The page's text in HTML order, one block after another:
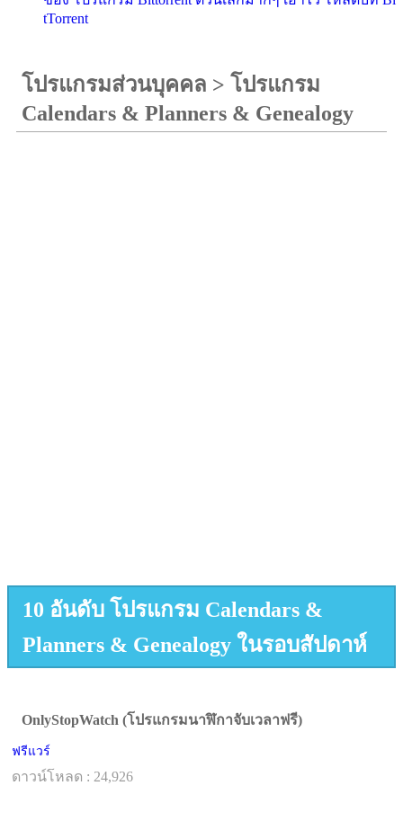
tTorrent
โปรแกรมส่วนบุคคล > โปรแกรม
Calendars & Planners & Genealogy
10 อันดับ โปรแกรม Calendars &
Planners & Genealogy ในรอบสัปดาห์
OnlyStopWatch (โปรแกรมนาฬิกาจับเวลาฟรี)
ฟรีแวร์
ดาวน์โหลด : 24,926